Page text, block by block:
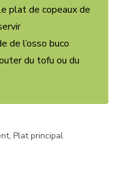
plat de copeaux de
de l’osso buco
du tofu ou du
Plat principal